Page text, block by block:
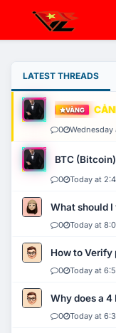
LATEST THREADS
VÀNG
0 Wednesday
BTC
0 Today at
What should I
0 Today at
How to Verify
0 Today at
Why does a
0 Today at